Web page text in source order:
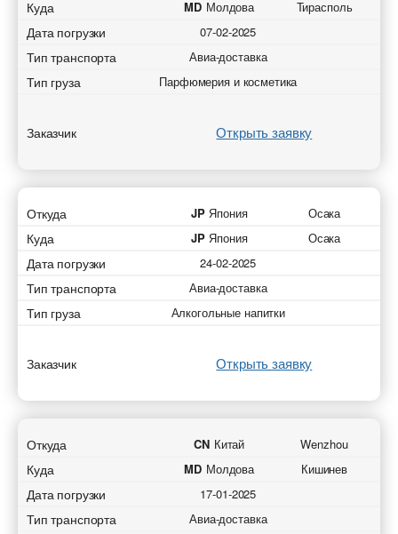
Куда MD Молдова Тирасполь
Дата погрузки 07-02-2025
Тип транспорта Авиа-доставка
Тип груза Парфюмерия и косметика
Заказчик Открыть заявку
Откуда JP Япония Осака
Куда JP Япония Осака
Дата погрузки 24-02-2025
Тип транспорта Авиа-доставка
Тип груза Алкогольные напитки
Заказчик Открыть заявку
Откуда CN Китай Wenzhou
Куда MD Молдова Кишинев
Дата погрузки 17-01-2025
Тип транспорта Авиа-доставка